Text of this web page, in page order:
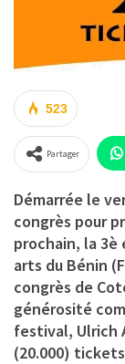
523
Partager
Démarrée le
congrès pour
prochain, la
arts du Bénin
congrès de
générosité
festival, Ulrich
(20.000)